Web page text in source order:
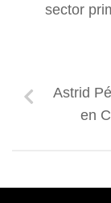
sector
Astrid
en